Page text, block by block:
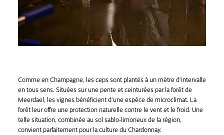
Comme en Champagne, les ceps sont plantés à un mètre d’intervalle
en tous sens. Situées sur une pente et ceinturées par la forêt de
Meerdael, les vignes bénéficient d’une espèce de microclimat. La
forêt leur offre une protection naturelle contre le vent et le froid. Une
telle situation, combinée au sol sablo-limoneux de la région,
convient parfaitement pour la culture du Chardonnay.